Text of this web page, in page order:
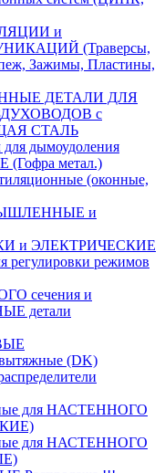
и
(Траверсы,
Зажимы, Пластины,
ДЕТАЛИ ДЛЯ
с
СТАЛЬ
дымоудоления
метал.)
(оконные,
и
и ЭЛЕКТРИЧЕСКИЕ
режимов
сечения и
детали
(DK)
для НАСТЕННОГО
для НАСТЕННОГО